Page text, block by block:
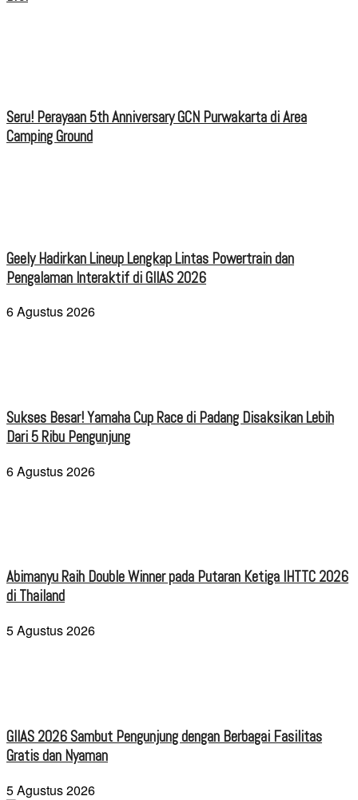
Seru! Perayaan 5th Anniversary GCN Purwakarta di Area
Camping Ground
Geely Hadirkan Lineup Lengkap Lintas Powertrain dan
Pengalaman Interaktif di GIIAS 2026
6 Agustus 2026
Sukses Besar! Yamaha Cup Race di Padang Disaksikan Lebih
Dari 5 Ribu Pengunjung
6 Agustus 2026
Abimanyu Raih Double Winner pada Putaran Ketiga IHTTC 2026
di Thailand
5 Agustus 2026
GIIAS 2026 Sambut Pengunjung dengan Berbagai Fasilitas
Gratis dan Nyaman
5 Agustus 2026